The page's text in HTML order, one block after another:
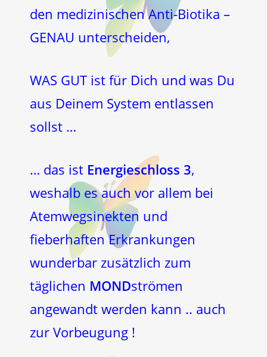
den medizinischen Anti-Biotika –
GENAU unterscheiden,
WAS GUT ist für Dich und was Du
aus Deinem System entlassen
sollst …
… das ist Energieschloss 3,
weshalb es auch vor allem bei
Atemwegsinekten und
fieberhaften Erkrankungen
wunderbar zusätzlich zum
täglichen MONDströmen
angewandt werden kann .. auch
zur Vorbeugung !